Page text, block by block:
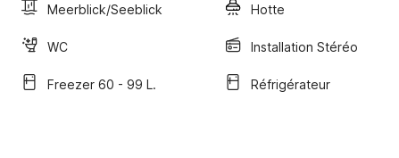
Meerblick/Seeblick Hotte
WC Installation Stéréo
Freezer 60 - 99 L. Réfrigérateur